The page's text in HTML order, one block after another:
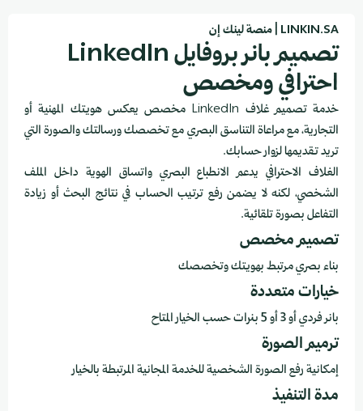
LINKIN.SA | منصة لينك إن
تصميم بانر بروفايل LinkedIn
احترافي ومخصص
خدمة تصميم غلاف LinkedIn مخصص يعكس هويتك المهنية أو
التجارية، مع مراعاة التناسق البصري مع تخصصك ورسالتك والصورة التي
تريد تقديمها لزوار حسابك.
الغلاف الاحترافي يدعم الانطباع البصري واتساق الهوية داخل الملف
الشخصي، لكنه لا يضمن رفع ترتيب الحساب في نتائج البحث أو زيادة
التفاعل بصورة تلقائية.
تصميم مخصص
بناء بصري مرتبط بهويتك وتخصصك
خيارات متعددة
بانر فردي أو 3 أو 5 بنرات حسب الخيار المتاح
ترميم الصورة
إمكانية رفع الصورة الشخصية للخدمة المجانية المرتبطة بالخيار
مدة التنفيذ